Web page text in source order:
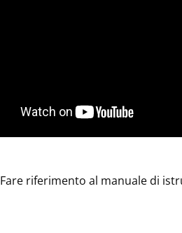
Fare riferimento al manuale di